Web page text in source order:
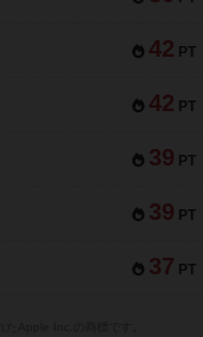
42 PT
42 PT
39 PT
39 PT
37 PT